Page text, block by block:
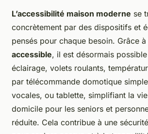
L’accessibilité maison moderne se
concrètement par des dispositifs et
pensés pour chaque besoin. Grâce à
accessible, il est désormais
éclairage, volets roulants,
par télécommande domotique
vocales, ou tablette, simplifiant la
domicile pour les seniors et
réduite. Cela contribue à une